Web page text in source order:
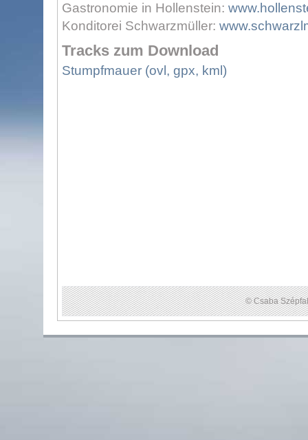
Gastronomie in Hollenstein:
Konditorei Schwarzmüller:
Tracks zum Download
Stumpfmauer (ovl, gpx, kml)
© Csaba